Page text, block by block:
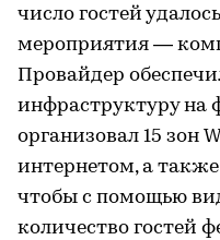
число гостей
мероприятия —
Провайдер
инфраструктуру на
организовал 15 зон
интернетом, а
чтобы с помощью
количество гостей